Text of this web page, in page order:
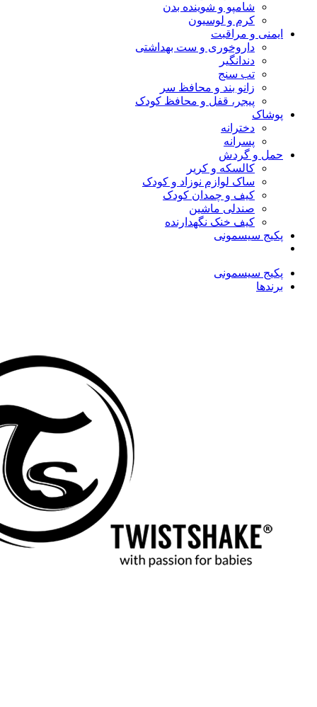
شامپو و شوینده بدن
کرم و لوسیون
ایمنی و مراقبت
داروخوری و ست بهداشتی
دندانگیر
تب‌ سنج
زانو بند و محافظ سر
پیجر، قفل و محافظ کودک
پوشاک
دخترانه
پسرانه
حمل و گردش
کالسکه و کریر
ساک لوازم نوزاد و کودک
کیف و چمدان کودک
صندلی ماشین
کیف خنک نگهدارنده
پکیج سیسمونی
پکیج سیسمونی
برندها